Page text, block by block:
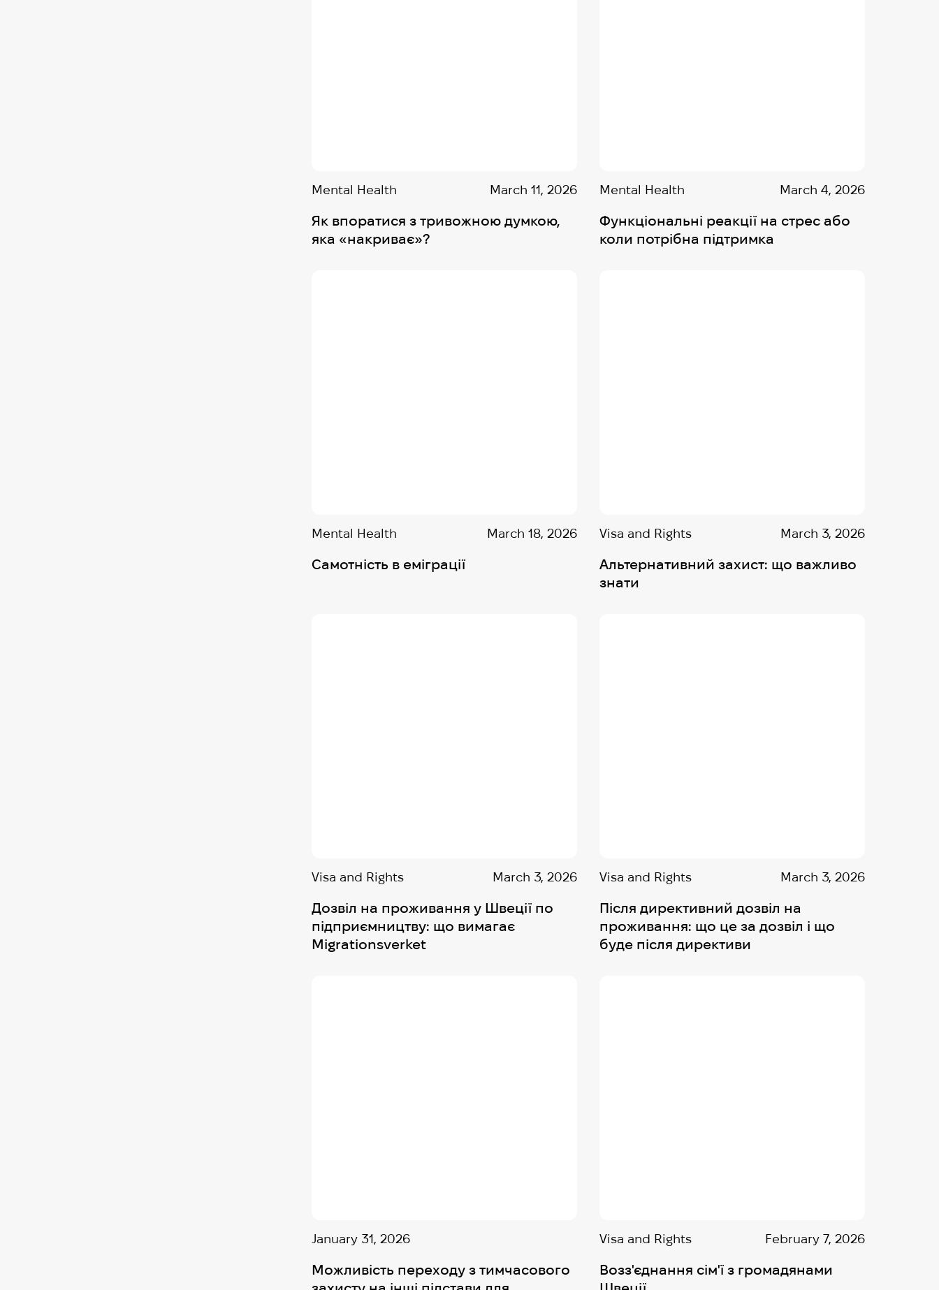
Mental Health March 11, 2026
Як впоратися з тривожною думкою,
яка «накриває»?
Mental Health March 4, 2026
Функціональні реакції на стрес або
коли потрібна підтримка
Mental Health March 18, 2026
Самотність в еміграції
Visa and Rights March 3, 2026
Альтернативний захист: що важливо
знати
Visa and Rights March 3, 2026
Дозвіл на проживання у Швеції по
підприємництву: що вимагає
Migrationsverket
Visa and Rights March 3, 2026
Після директивний дозвіл на
проживання: що це за дозвіл і що
буде після директиви
January 31, 2026
Можливість переходу з тимчасового
Visa and Rights February 7, 2026
Возз'єднання сім'ї з громадянами